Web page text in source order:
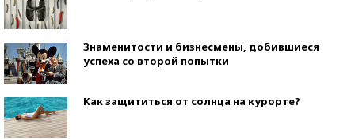
Знаменитости и бизнесмены, добившиеся
успеха со второй попытки
Как защититься от солнца на курорте?